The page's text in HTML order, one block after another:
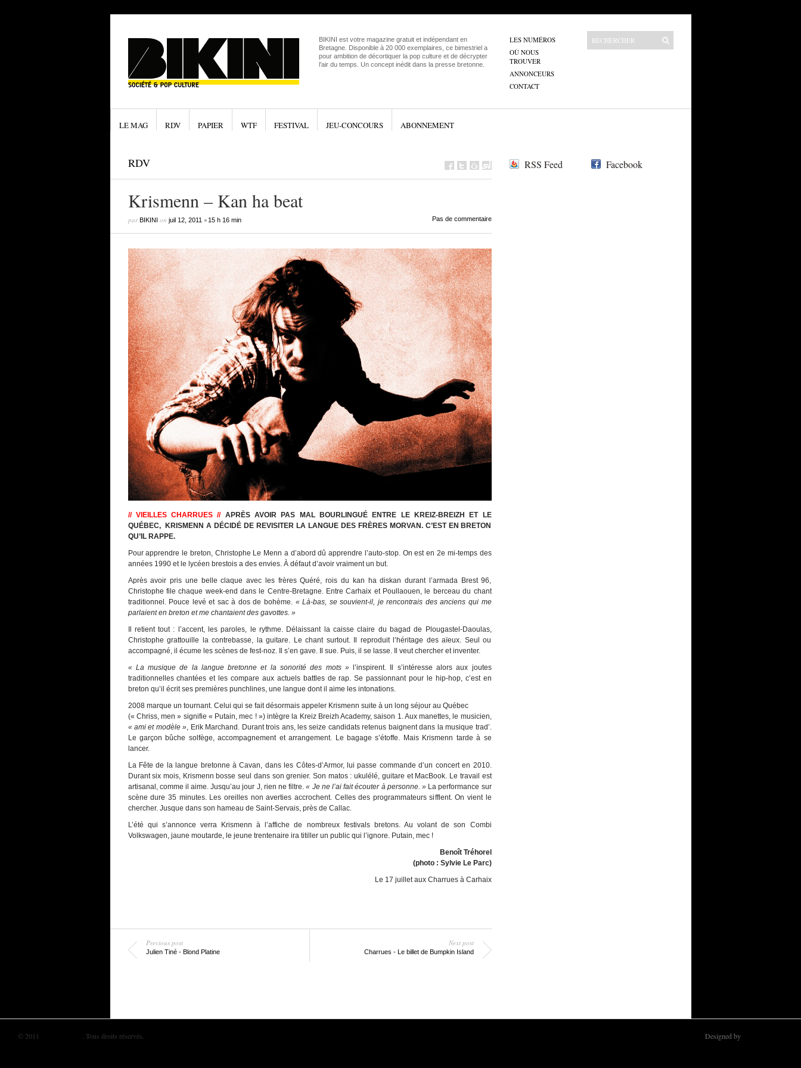
BIKINI est votre magazine gratuit et indépendant en
Bretagne. Disponible à 20 000 exemplaires, ce bimestriel a
pour ambition de décortiquer la pop culture et de décrypter
l’air du temps. Un concept inédit dans la presse bretonne.
LES NUMÉROS
OÙ NOUS
TROUVER
ANNONCEURS
CONTACT
LE MAG RDV PAPIER WTF FESTIVAL JEU-CONCOURS ABONNEMENT
RDV
Krismenn – Kan ha beat
parBIKINI on juil 12, 2011• 15 h 16 min Pas de commentaire
// VIEILLES CHARRUES //APRÈS AVOIR PAS MAL BOURLINGUÉ ENTRE LE KREIZ-BREIZH ET LE
QUÉBEC, KRISMENN A DÉCIDÉ DE REVISITER LA LANGUE DES FRÈRES MORVAN. C’EST EN BRETON
QU’IL RAPPE.
Pour apprendre le breton, Christophe Le Menn a d’abord dû apprendre l’auto-stop. On est en 2e mi-temps des
années 1990 et le lycéen brestois a des envies. À défaut d’avoir vraiment un but.
Après avoir pris une belle claque avec les frères Quéré, rois du kan ha diskan durant l’armada Brest 96,
Christophe file chaque week-end dans le Centre-Bretagne. Entre Carhaix et Poullaouen, le berceau du chant
traditionnel. Pouce levé et sac à dos de bohème.« Là-bas, se souvient-il, je rencontrais des anciens qui me
parlaient en breton et me chantaient des gavottes. »
Il retient tout : l’accent, les paroles, le rythme. Délaissant la caisse claire du bagad de Plougastel-Daoulas,
Christophe grattouille la contrebasse, la guitare. Le chant surtout. Il reproduit l’héritage des aïeux. Seul ou
accompagné, il écume les scènes de fest-noz. Il s’en gave. Il sue. Puis, il se lasse. Il veut chercher et inventer.
« La musique de la langue bretonne et la sonorité des mots »l’inspirent. Il s’intéresse alors aux joutes
traditionnelles chantées et les compare aux actuels battles de rap. Se passionnant pour le hip-hop, c’est en
breton qu’il écrit ses premières punchlines, une langue dont il aime les intonations.
2008 marque un tournant. Celui qui se fait désormais appeler Krismenn suite à un long séjour au Québec
(« Chriss, men » signifie « Putain, mec ! ») intègre la Kreiz Breizh Academy, saison 1. Aux manettes, le musicien,
« ami et modèle », Erik Marchand. Durant trois ans, les seize candidats retenus baignent dans la musique trad’.
Le garçon bûche solfège, accompagnement et arrangement. Le bagage s’étoffe. Mais Krismenn tarde à se
lancer.
La Fête de la langue bretonne à Cavan, dans les Côtes-d’Armor, lui passe commande d’un concert en 2010.
Durant six mois, Krismenn bosse seul dans son grenier. Son matos : ukulélé, guitare et MacBook. Le travail est
artisanal, comme il aime. Jusqu’au jour J, rien ne filtre.« Je ne l’ai fait écouter à personne. »La performance sur
scène dure 35 minutes. Les oreilles non averties accrochent. Celles des programmateurs sifflent. On vient le
chercher. Jusque dans son hameau de Saint-Servais, près de Callac.
L’été qui s’annonce verra Krismenn à l’affiche de nombreux festivals bretons. Au volant de son Combi
Volkswagen, jaune moutarde, le jeune trentenaire ira titiller un public qui l’ignore. Putain, mec !
Benoît Tréhorel
(photo : Sylvie Le Parc)
Le 17 juillet aux Charrues à Carhaix
Previous post
Julien Tiné - Blond Platine
Next post
Charrues - Le billet de Bumpkin Island
RSS Feed Facebook
© 2011 . Tous droits réservés. Designed by